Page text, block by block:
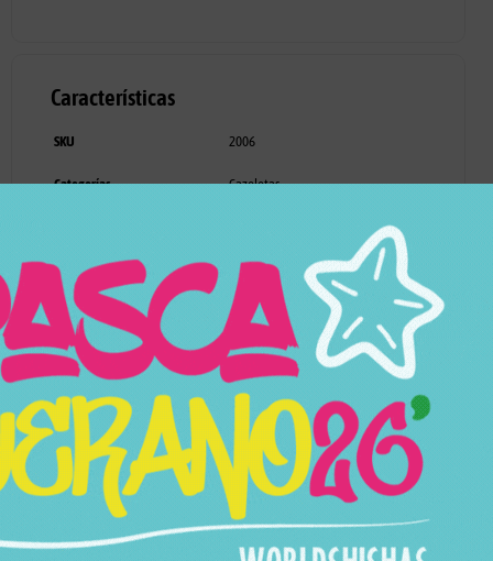
Características
SKU 2006
Categorías Cazoletas
Modelo
Stock En Stock
Precio 34,95€26,95€